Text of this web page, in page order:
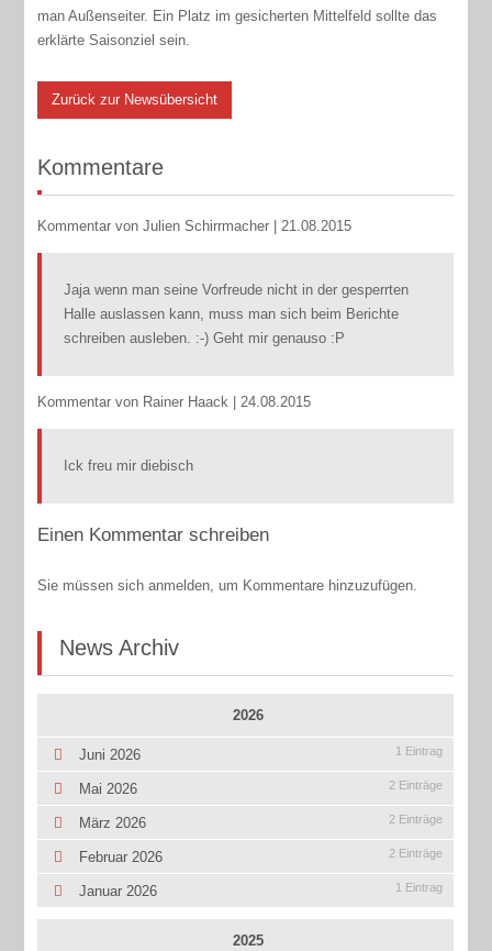
man Außenseiter. Ein Platz im gesicherten Mittelfeld sollte das
erklärte Saisonziel sein.
Zurück zur Newsübersicht
Kommentare
Kommentar von Julien Schirrmacher |21.08.2015
Jaja wenn man seine Vorfreude nicht in der gesperrten
Halle auslassen kann, muss man sich beim Berichte
schreiben ausleben. :-) Geht mir genauso :P
Kommentar von Rainer Haack |24.08.2015
Ick freu mir diebisch
Einen Kommentar schreiben
Sie müssen sich anmelden, um Kommentare hinzuzufügen.
News Archiv
2026
Juni 2026 1 Eintrag
Mai 2026 2 Einträge
März 2026 2 Einträge
Februar 2026 2 Einträge
Januar 2026 1 Eintrag
2025